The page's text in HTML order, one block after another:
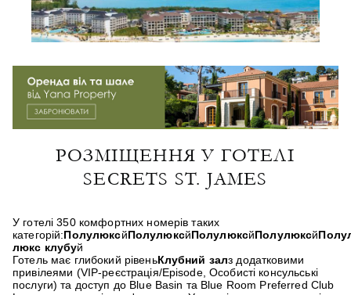
РОЗМІЩЕННЯ У ГОТЕЛІ
SECRETS ST. JAMES
У готелі 350 комфортних номерів таких
категорій:ПолулюксйПолулюксйПолулюксйПолулюксй
люкс клубуй
Готель має глибокий рівеньКлубний залз додатковими
привілеями (VIP-реєстрація/Episode, Особисті консульські
послуги) та доступ до Blue Basin та Blue Room Preferred Club